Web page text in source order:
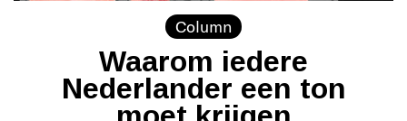
Column
Waarom iedere
Nederlander een ton